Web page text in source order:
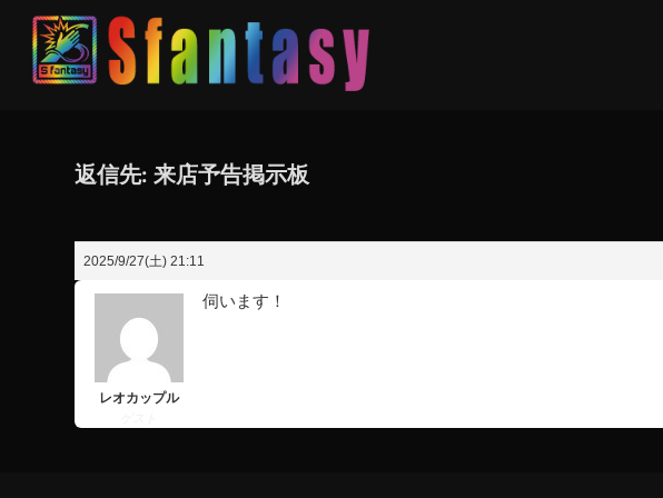
返信先: 来店予告掲示板
2025/9/27(土) 21:11
レオカップル
伺います！